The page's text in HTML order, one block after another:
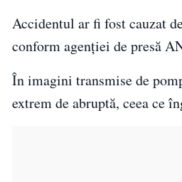
Accidentul ar fi fost cauzat
conform agenţiei de presă
În imagini transmise de
extrem de abruptă, ceea ce